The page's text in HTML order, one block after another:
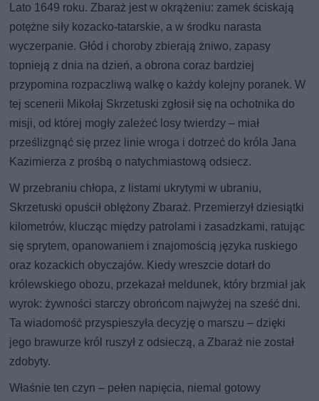
Lato 1649 roku. Zbaraż jest w okrążeniu: zamek ściskają
potężne siły kozacko-tatarskie, a w środku narasta
wyczerpanie. Głód i choroby zbierają żniwo, zapasy
topnieją z dnia na dzień, a obrona coraz bardziej
przypomina rozpaczliwą walkę o każdy kolejny poranek. W
tej scenerii Mikołaj Skrzetuski zgłosił się na ochotnika do
misji, od której mogły zależeć losy twierdzy – miał
prześlizgnąć się przez linie wroga i dotrzeć do króla Jana
Kazimierza z prośbą o natychmiastową odsiecz.
W przebraniu chłopa, z listami ukrytymi w ubraniu,
Skrzetuski opuścił oblężony Zbaraż. Przemierzył dziesiątki
kilometrów, klucząc między patrolami i zasadzkami, ratując
się sprytem, opanowaniem i znajomością języka ruskiego
oraz kozackich obyczajów. Kiedy wreszcie dotarł do
królewskiego obozu, przekazał meldunek, który brzmiał jak
wyrok: żywności starczy obrońcom najwyżej na sześć dni.
Ta wiadomość przyspieszyła decyzję o marszu – dzięki
jego brawurze król ruszył z odsieczą, a Zbaraż nie został
zdobyty.
Właśnie ten czyn – pełen napięcia, niemal gotowy